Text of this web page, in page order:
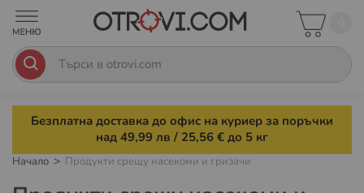
Безплатна доставка до офис на куриер за поръчки
над 49,99 лв / 25,56 € до 5 кг
Начало Продукти срещу насекоми и гризачи